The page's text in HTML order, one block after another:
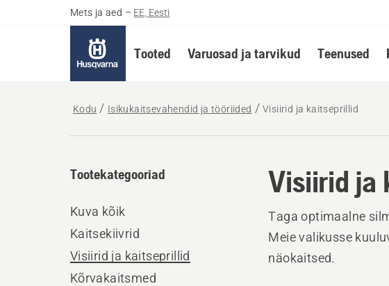
Mets ja aed – EE, Eesti
Tooted Varuosad ja tarvikud Teenused
Kodu Isikukaitsevahendid ja tööriided Visiirid ja kaitseprillid
Visiirid ja
Tootekategooriad
Kuva kõik
Kaitsekiivrid
Visiirid ja kaitseprillid
Kõrvakaitsmed
Taga optimaalne
Meie valikusse
näokaitsed.